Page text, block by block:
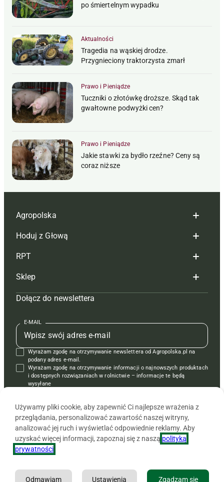
po śmiertelnym wypadku
Aktualności
Tragedia na wąskiej drodze.
Przygnieciony traktorzysta zmarł
Prawo i Pieniądze
Tuczniki o złotówkę droższe. Skąd tak
gwałtowne podwyżki cen?
Prawo i Pieniądze
Jakie stawki za bydło rzeźne? Ceny są
coraz niższe
Agropolska
Redakcja
Reklama
Tagi
Mapa serwisu
Kontakt
Regulamin
Polityka prywatności
Hoduj z Głową
Hoduj z głową bydło
Hoduj z głową świnie
Prenumerata
Redakcja
Kontakt
Reklama
RPT
Redakcja
Prenumerata
Reklama
Kontakt
Krzyżówki
Sklep
Czasopisma i prenumerata
Książki
Regulamin
Dołącz do newslettera
E-MAIL
Wyrażam zgodę na otrzymywanie newslettera od Agropolska.pl na
podany adres e-mail.
Wyrażam zgodę na otrzymywanie informacji o najnowszych produktach
i dostępnych rozwiązaniach w rolnictwie – informacje te będą
wysyłane
Używamy pliki cookie, aby zapewnić Ci najlepsze wrażenia z
przeglądania, personalizować zawartość naszej witryny,
analizować jej ruch i wyświetlać odpowiednie reklamy. Aby
uzyskać więcej informacji, zapoznaj się z naszą polityką
prywatności
Zgadzam się
Ustawienia
Odmawiam